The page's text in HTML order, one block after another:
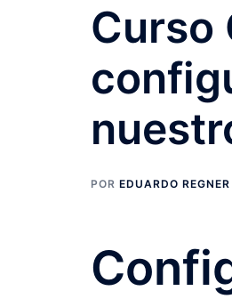
Curso
POR EDUARDO REGNER